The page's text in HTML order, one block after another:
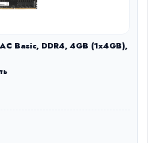
Basic, DDR4, 4GB (1x4GB),